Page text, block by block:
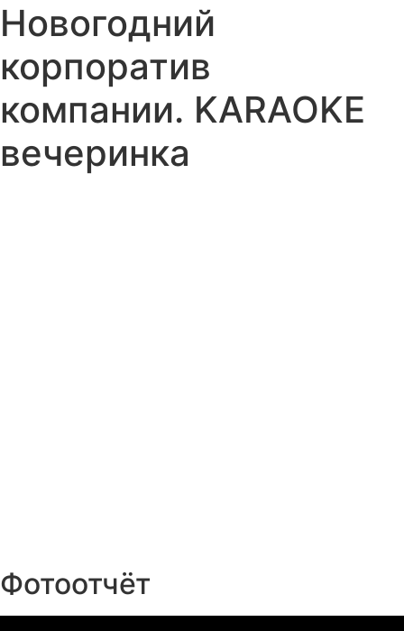
Новогодний
корпоратив
компании. KARAOKE
вечеринка
Фотоотчёт